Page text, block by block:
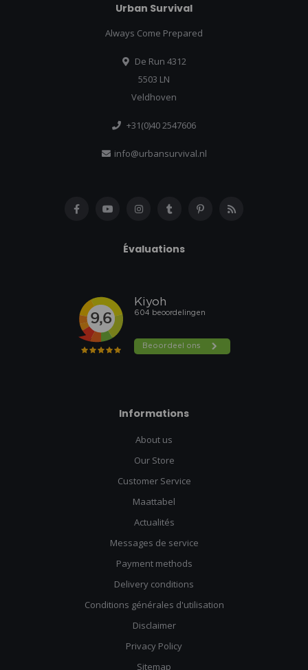
Urban Survival
Always Come Prepared
De Run 4312
5503 LN
Veldhoven
+31(0)40 2547606
info@urbansurvival.nl
Évaluations
Informations
About us
Our Store
Customer Service
Maattabel
Actualités
Messages de service
Payment methods
Delivery conditions
Conditions générales d'utilisation
Disclaimer
Privacy Policy
Sitemap